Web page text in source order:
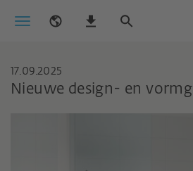
17.09.2025
Nieuwe design- en